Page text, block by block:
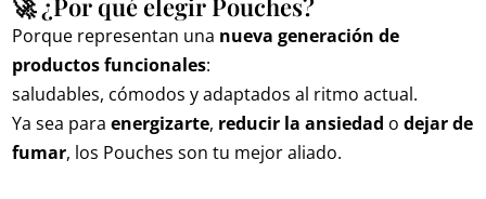
🚀 ¿Por qué elegir Pouches?
Porque representan una nueva generación de
productos funcionales:
saludables, cómodos y adaptados al ritmo actual.
Ya sea para energizarte, reducir la ansiedad o dejar de
fumar, los Pouches son tu mejor aliado.